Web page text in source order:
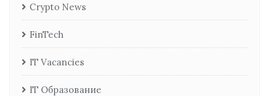
Crypto News
FinTech
IT Vacancies
IT Образование